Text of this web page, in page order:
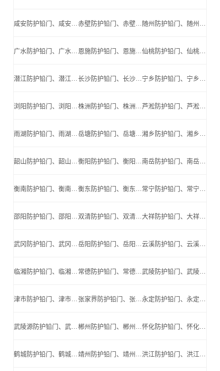
咸安防护铅门、咸安防辐射铅门、咸安医用铅门、咸安手术室铅门、咸安工业探伤铅门_咸安手术室铅门公司 赤壁防护铅门、赤壁防辐射铅门、赤壁医用铅门、赤壁手术室铅门、赤壁工业探伤铅门_赤壁手术室铅门公司 随州防护铅门、随州防辐射铅门、随州医用铅门、随州手术室铅门、随州工业探伤铅门_随州手术室铅门公司
广水防护铅门、广水防辐射铅门、广水医用铅门、广水手术室铅门、广水工业探伤铅门_广水手术室铅门公司 恩施防护铅门、恩施防辐射铅门、恩施医用铅门、恩施手术室铅门、恩施工业探伤铅门_恩施手术室铅门公司 仙桃防护铅门、仙桃防辐射铅门、仙桃医用铅门、仙桃手术室铅门、仙桃工业探伤铅门_仙桃手术室铅门公司
潜江防护铅门、潜江防辐射铅门、潜江医用铅门、潜江手术室铅门、潜江工业探伤铅门_潜江手术室铅门公司 长沙防护铅门、长沙防辐射铅门、长沙医用铅门、长沙手术室铅门、长沙工业探伤铅门_长沙手术室铅门公司 宁乡防护铅门、宁乡防辐射铅门、宁乡医用铅门、宁乡手术室铅门、宁乡工业探伤铅门_宁乡手术室铅门公司
浏阳防护铅门、浏阳防辐射铅门、浏阳医用铅门、浏阳手术室铅门、浏阳工业探伤铅门_浏阳手术室铅门公司 株洲防护铅门、株洲防辐射铅门、株洲医用铅门、株洲手术室铅门、株洲工业探伤铅门_株洲手术室铅门公司 芦淞防护铅门、芦淞防辐射铅门、芦淞医用铅门、芦淞手术室铅门、芦淞工业探伤铅门_芦淞手术室铅门公司
雨湖防护铅门、雨湖防辐射铅门、雨湖医用铅门、雨湖手术室铅门、雨湖工业探伤铅门_雨湖手术室铅门公司 岳塘防护铅门、岳塘防辐射铅门、岳塘医用铅门、岳塘手术室铅门、岳塘工业探伤铅门_岳塘手术室铅门公司 湘乡防护铅门、湘乡防辐射铅门、湘乡医用铅门、湘乡手术室铅门、湘乡工业探伤铅门_湘乡手术室铅门公司
韶山防护铅门、韶山防辐射铅门、韶山医用铅门、韶山手术室铅门、韶山工业探伤铅门_韶山手术室铅门公司 衡阳防护铅门、衡阳防辐射铅门、衡阳医用铅门、衡阳手术室铅门、衡阳工业探伤铅门_衡阳手术室铅门公司 南岳防护铅门、南岳防辐射铅门、南岳医用铅门、南岳手术室铅门、南岳工业探伤铅门_南岳手术室铅门公司
衡南防护铅门、衡南防辐射铅门、衡南医用铅门、衡南手术室铅门、衡南工业探伤铅门_衡南手术室铅门公司 衡东防护铅门、衡东防辐射铅门、衡东医用铅门、衡东手术室铅门、衡东工业探伤铅门_衡东手术室铅门公司 常宁防护铅门、常宁防辐射铅门、常宁医用铅门、常宁手术室铅门、常宁工业探伤铅门_常宁手术室铅门公司
邵阳防护铅门、邵阳防辐射铅门、邵阳医用铅门、邵阳手术室铅门、邵阳工业探伤铅门_邵阳手术室铅门公司 双清防护铅门、双清防辐射铅门、双清医用铅门、双清手术室铅门、双清工业探伤铅门_双清手术室铅门公司 大祥防护铅门、大祥防辐射铅门、大祥医用铅门、大祥手术室铅门、大祥工业探伤铅门_大祥手术室铅门公司
武冈防护铅门、武冈防辐射铅门、武冈医用铅门、武冈手术室铅门、武冈工业探伤铅门_武冈手术室铅门公司 岳阳防护铅门、岳阳防辐射铅门、岳阳医用铅门、岳阳手术室铅门、岳阳工业探伤铅门_岳阳手术室铅门公司 云溪防护铅门、云溪防辐射铅门、云溪医用铅门、云溪手术室铅门、云溪工业探伤铅门_云溪手术室铅门公司
临湘防护铅门、临湘防辐射铅门、临湘医用铅门、临湘手术室铅门、临湘工业探伤铅门_临湘手术室铅门公司 常德防护铅门、常德防辐射铅门、常德医用铅门、常德手术室铅门、常德工业探伤铅门_常德手术室铅门公司 武陵防护铅门、武陵防辐射铅门、武陵医用铅门、武陵手术室铅门、武陵工业探伤铅门_武陵手术室铅门公司
津市防护铅门、津市防辐射铅门、津市医用铅门、津市手术室铅门、津市工业探伤铅门_津市手术室铅门公司 张家界防护铅门、张家界防辐射铅门、张家界医用铅门、张家界手术室铅门、张家界工业探伤铅门_张家界手术室铅门公司 永定防护铅门、永定防辐射铅门、永定医用铅门、永定手术室铅门、永定工业探伤铅门_永定手术室铅门公司
武陵源防护铅门、武陵源防辐射铅门、武陵源医用铅门、武陵源手术室铅门、武陵源工业探伤铅门_武陵源手术室铅门公司 郴州防护铅门、郴州防辐射铅门、郴州医用铅门、郴州手术室铅门、郴州工业探伤铅门_郴州手术室铅门公司 怀化防护铅门、怀化防辐射铅门、怀化医用铅门、怀化手术室铅门、怀化工业探伤铅门_怀化手术室铅门公司
鹤城防护铅门、鹤城防辐射铅门、鹤城医用铅门、鹤城手术室铅门、鹤城工业探伤铅门_鹤城手术室铅门公司 靖州防护铅门、靖州防辐射铅门、靖州医用铅门、靖州手术室铅门、靖州工业探伤铅门_靖州手术室铅门公司 洪江防护铅门、洪江防辐射铅门、洪江医用铅门、洪江手术室铅门、洪江工业探伤铅门_洪江手术室铅门公司